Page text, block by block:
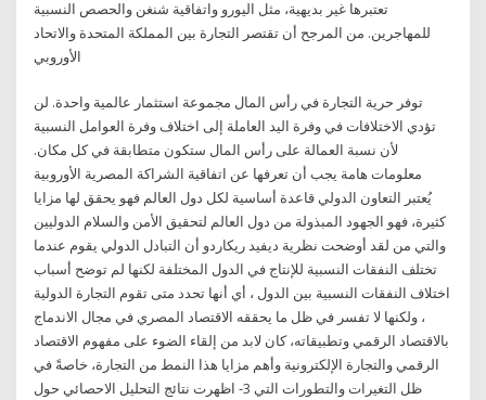
تعتبرها غير بديهية، مثل اليورو واتفاقية شنغن والحصص النسبية
للمهاجرين. من المرجح أن تقتصر التجارة بين المملكة المتحدة والاتحاد
الأوروبي
توفر حرية التجارة في رأس المال مجموعة استثمار عالمية واحدة. لن
تؤدي الاختلافات في وفرة اليد العاملة إلى اختلاف وفرة العوامل النسبية
لأن نسبة العمالة على رأس المال ستكون متطابقة في كل مكان.
معلومات هامة يجب أن تعرفها عن اتفاقية الشراكة المصرية الأوروبية
يُعتبر التعاون الدولي قاعدة أساسية لكل دول العالم فهو يحقق لها مزايا
كثيرة، فهو الجهود المبذولة من دول العالم لتحقيق الأمن والسلام الدوليين
والتي من لقد أوضحت نظرية ديفيد ريكاردو أن التبادل الدولي يقوم عندما
تختلف النفقات النسبية للإنتاج في الدول المختلفة لكنها لم توضح أسباب
اختلاف النفقات النسبية بين الدول ، أي أنها تحدد متى تقوم التجارة الدولية
، ولكنها لا تفسر في ظل ما يحققه الاقتصاد المصري في مجال الاندماج
بالاقتصاد الرقمي وتطبيقاته، كان لابد من إلقاء الضوء على مفهوم الاقتصاد
الرقمي والتجارة الإلكترونية وأهم مزايا هذا النمط من التجارة، خاصةً في
ظل التغيرات والتطورات التي 3- اظهرت نتائج التحليل الاحصائي حول